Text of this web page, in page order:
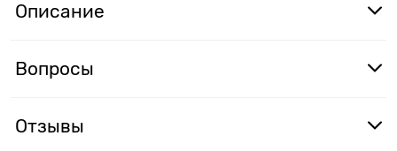
Описание
Вопросы
Отзывы